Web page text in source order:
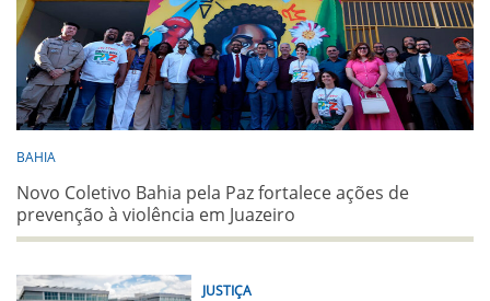
BAHIA
Novo Coletivo Bahia pela Paz fortalece ações de
prevenção à violência em Juazeiro
JUSTIÇA